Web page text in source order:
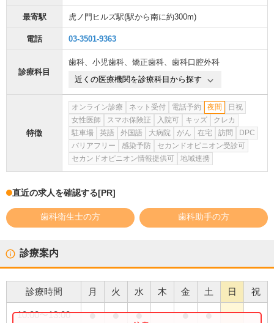
最寄駅 虎ノ門ヒルズ駅(駅から南に約300m)
電話 03-3501-9363
診療科目
歯科、 小児歯科、 矯正歯科、 歯科口腔外科
近くの医療機関を診療科目から探す
特徴
オンライン診療 ネット受付 電話予約 夜間
日祝
女性医師
スマホ保険証 入院可 キッズ
クレカ
駐車場
英語 外国語 大病院 がん 在宅 訪問
DPC
バリアフリー
感染予防
セカンドオピニオン受診可
セカンドオピニオン情報提供可
地域連携
直近の求人を確認する[PR]
歯科衛生士の方 歯科助手の方
診療案内
診療時間 月 火 水 木 金 土 日 祝
10:00〜13:00 ● ● ● ● ●